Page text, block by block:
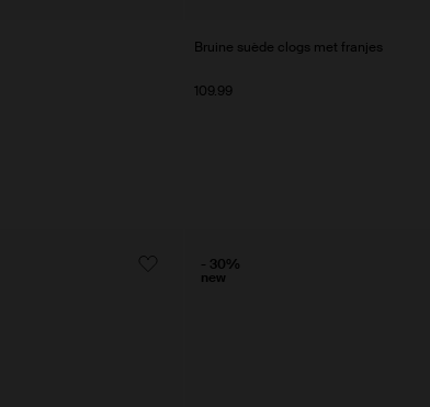
Bruine suède clogs met franjes
109.99
- 30%
new